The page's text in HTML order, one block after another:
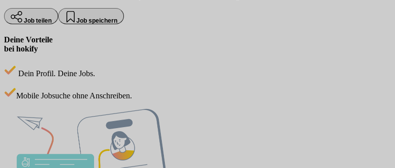
Job teilen Job speichern
Deine Vorteile
bei hokify
Dein Profil. Deine Jobs.
Mobile Jobsuche ohne Anschreiben.